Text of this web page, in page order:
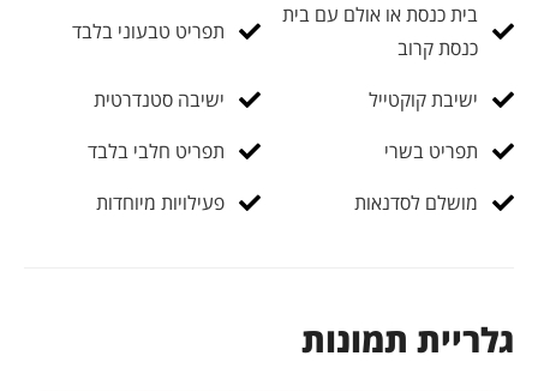
בית כנסת או אולם עם בית
כנסת קרוב
תפריט טבעוני בלבד
ישיבת קוקטייל
ישיבה סטנדרטית
תפריט בשרי
תפריט חלבי בלבד
מושלם לסדנאות
פעילויות מיוחדות
גלריית תמונות